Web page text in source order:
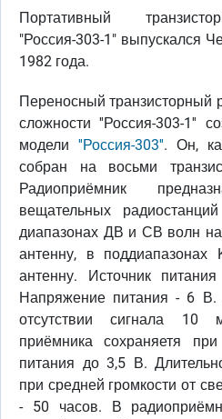
Портативный
"Россия-303-1" выпускался
1982 года.
Переносный транзисторный
сложности ''Россия-303-1''
модели ''Россия-303''. Он,
собран на восьми
Радиоприёмник
вещательных
диапазонах ДВ и СВ волн
антенну, в поддиапазонах
антенну. Источник
Напряжение питания - 6 В.
отсутствии сигнала 10
приёмника сохраняетя
питания до 3,5 В.
при средней громкости от
- 50 часов. В